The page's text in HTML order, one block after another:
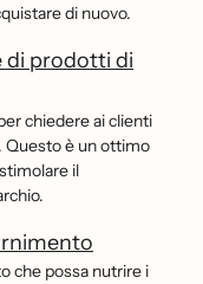
di nuovo.
di prodotti di
chiedere ai clienti
Questo è un ottimo
il
che possa nutrire i